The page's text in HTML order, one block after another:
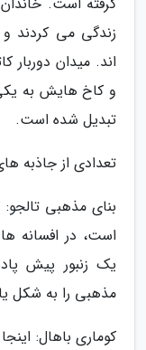
زندگی می کردند
اند. میدان دوربار
و کاخ هایش به
تبدیل شده است.
تعدادی از جاذبه
بنای مذهبی
است، در افسانه
یک زنبور پیش
مذهبی را به شکل